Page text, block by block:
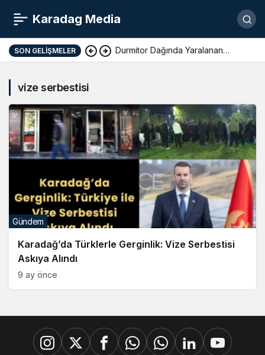
Karadag Media
SON GELIŞMELER Durmitor Dağında Yaralanan
vize serbestisi
Karadağ’da Türklerle Gerginlik: Vize Serbestisi
Askıya Alındı
Gündem
9 ay önce